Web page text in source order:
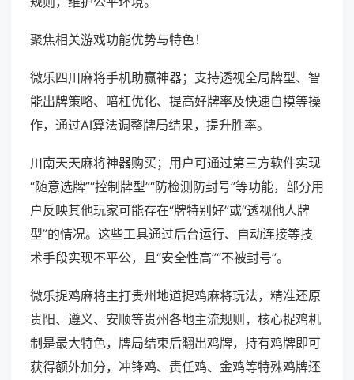
聚焦相关游戏功能优势与特色！
微乐四川麻将手机助赢神器；支持透视全局牌型、智
能出牌策略、暗杠优化、提高好牌率及快速自摸等操
作，通过AI算法调整牌局结果，提升胜率。
川南天天麻将神器购买；用户可通过第三方软件实现
“随意选牌”“控制牌型”“防检测防封号”等功能，部分用
户反映其他玩家可能存在“牌特别好”或“透视他人牌
型”的情况。这些工具通过后台运行、自动连接等技
术手段实现不平公，且“安全性高”“不被封号”。
微乐捉鸡麻将主打贵州地道捉鸡麻将玩法，精准还原
贵阳、遵义、安顺等贵州各地主流规则，核心捉鸡机
制是最大特色，牌局结束后翻出鸡牌，持有鸡牌即可
获得额外加分，冲锋鸡、责任鸡、金鸡等特殊鸡牌还